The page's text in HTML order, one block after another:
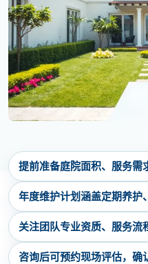
提前准备庭院面积、服务需
年度维护计划涵盖定期养护
关注团队专业资质、服务流
咨询后可预约现场评估，确